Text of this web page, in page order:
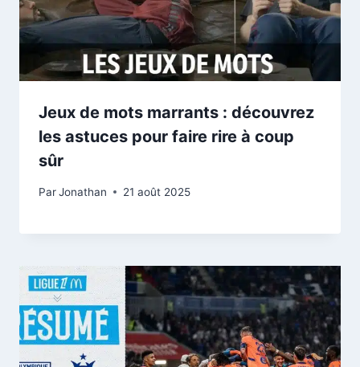
Jeux de mots marrants : découvrez
les astuces pour faire rire à coup
sûr
ParJonathan 21 août 2025